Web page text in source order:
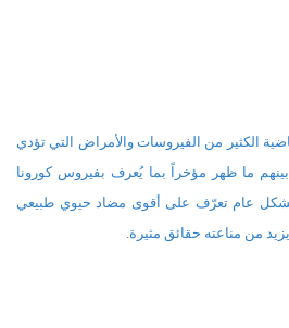
الكثير من الفيروسات والأمراض التي تؤدي
ما ظهر مؤخراً بما يُعرف بفيروس كورونا
بشكل عام تعرّف على أقوى مضاد حيوي طبيعي
من مناعته حقائق مثيرة.